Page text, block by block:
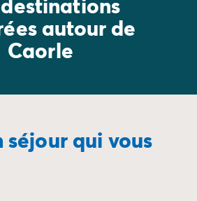
autour de
Caorle
séjour qui vous